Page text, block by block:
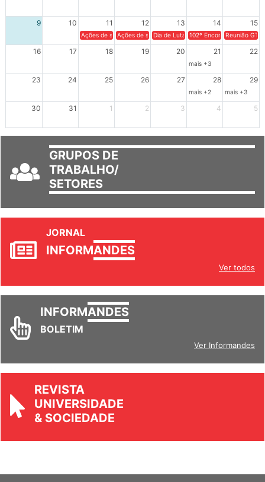
9 10 11 12 13 14 15
Ações de solidariedade a Cuba no Rio Grande do Sul - 100
Ações de solidariedade a Cuba no Rio Grande do
Dia de Luta em Defesa de Cuba e da
102º Encontro da
Reunião
16 17 18 19 20 21 22
mais +3
23 24 25 26 27 28 29
mais +2 mais +3
30 31 1 2 3 4 5
GRUPOS DE
TRABALHO/
SETORES
JORNAL
INFORMANDES
Ver todos
INFORMANDES
BOLETIM
Ver Informandes
REVISTA
UNIVERSIDADE
& SOCIEDADE